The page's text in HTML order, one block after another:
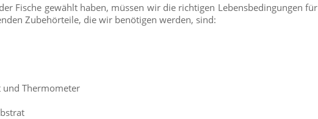
Fische gewählt haben, müssen wir die richtigen Lebensbedingungen für
Zubehörteile, die wir benötigen werden, sind:
und Thermometer